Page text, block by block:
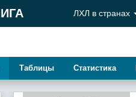
ЛХЛ в странах
Таблицы Статистика